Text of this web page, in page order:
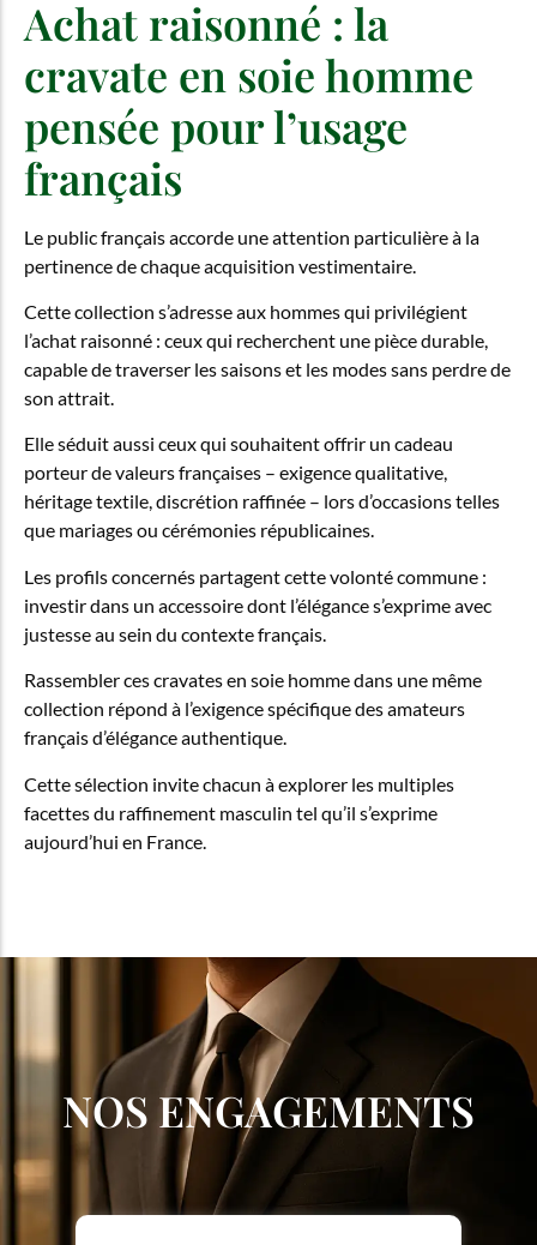
Achat raisonné : la
cravate en soie homme
pensée pour l’usage
français
Le public français accorde une attention particulière à la
pertinence de chaque acquisition vestimentaire.
Cette collection s’adresse aux hommes qui privilégient
l’achat raisonné : ceux qui recherchent une pièce durable,
capable de traverser les saisons et les modes sans perdre de
son attrait.
Elle séduit aussi ceux qui souhaitent offrir un cadeau
porteur de valeurs françaises – exigence qualitative,
héritage textile, discrétion raffinée – lors d’occasions telles
que mariages ou cérémonies républicaines.
Les profils concernés partagent cette volonté commune :
investir dans un accessoire dont l’élégance s’exprime avec
justesse au sein du contexte français.
Rassembler ces cravates en soie homme dans une même
collection répond à l’exigence spécifique des amateurs
français d’élégance authentique.
Cette sélection invite chacun à explorer les multiples
facettes du raffinement masculin tel qu’il s’exprime
aujourd’hui en France.
NOS ENGAGEMENTS